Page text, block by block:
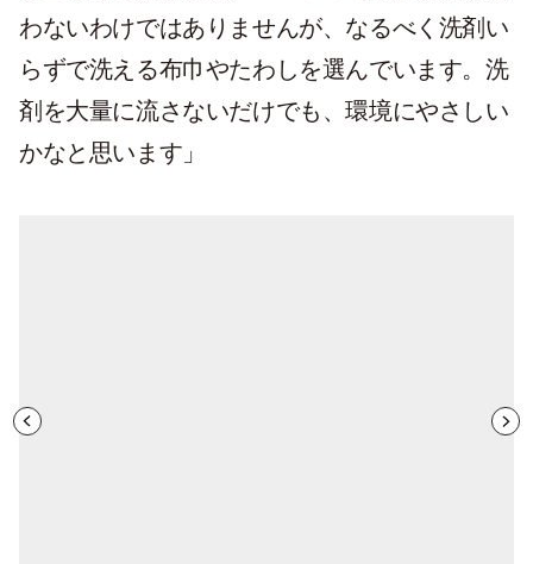
わないわけではありませんが、なるべく洗剤い
らずで洗える布巾やたわしを選んでいます。洗
剤を大量に流さないだけでも、環境にやさしい
かなと思います」